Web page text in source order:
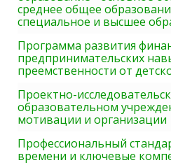
среднее общее
специальное и высшее
Программа развития
предпринимательских
преемственности от
Проектно-
образовательном
мотивации и организации
Профессиональный
времени и ключевые